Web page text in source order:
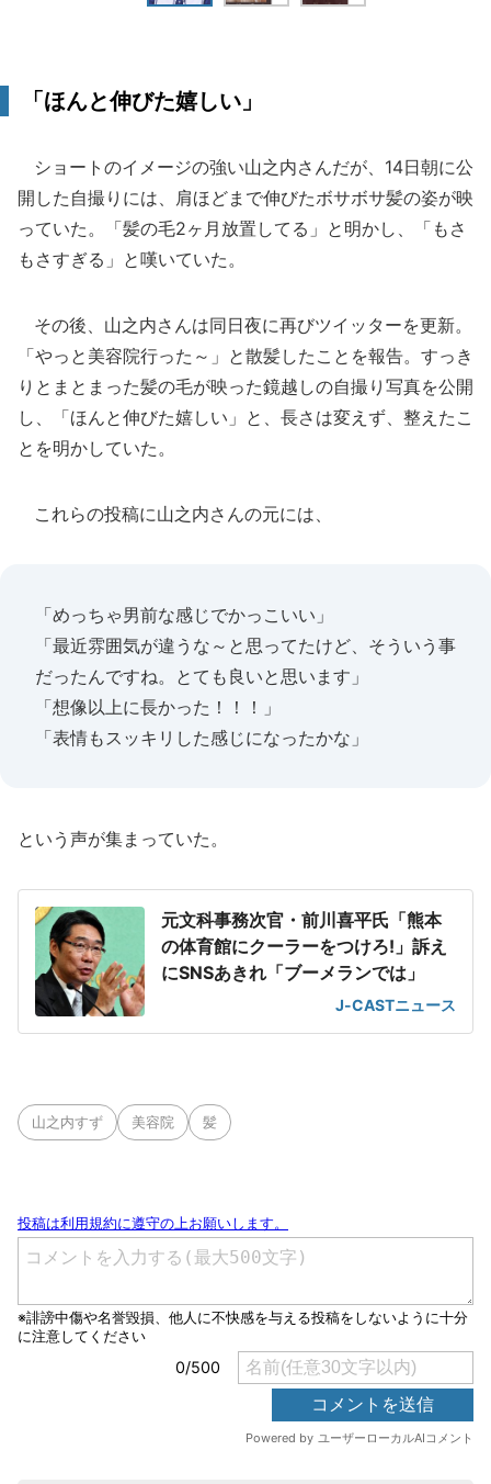
「ほんと伸びた嬉しい」
ショートのイメージの強い山之内さんだが、14日朝に公
開した自撮りには、肩ほどまで伸びたボサボサ髪の姿が映
っていた。「髪の毛2ヶ月放置してる」と明かし、「もさ
もさすぎる」と嘆いていた。
その後、山之内さんは同日夜に再びツイッターを更新。
「やっと美容院行った～」と散髪したことを報告。すっき
りとまとまった髪の毛が映った鏡越しの自撮り写真を公開
し、「ほんと伸びた嬉しい」と、長さは変えず、整えたこ
とを明かしていた。
これらの投稿に山之内さんの元には、
「めっちゃ男前な感じでかっこいい」
「最近雰囲気が違うな～と思ってたけど、そういう事
だったんですね。とても良いと思います」
「想像以上に長かった！！！」
「表情もスッキリした感じになったかな」
という声が集まっていた。
元文科事務次官・前川喜平氏「熊本
の体育館にクーラーをつけろ!」訴え
にSNSあきれ「ブーメランでは」
J-CASTニュース
山之内すず 美容院 髪